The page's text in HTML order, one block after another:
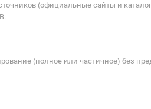
(официальные сайты и
(полное или частичное) без